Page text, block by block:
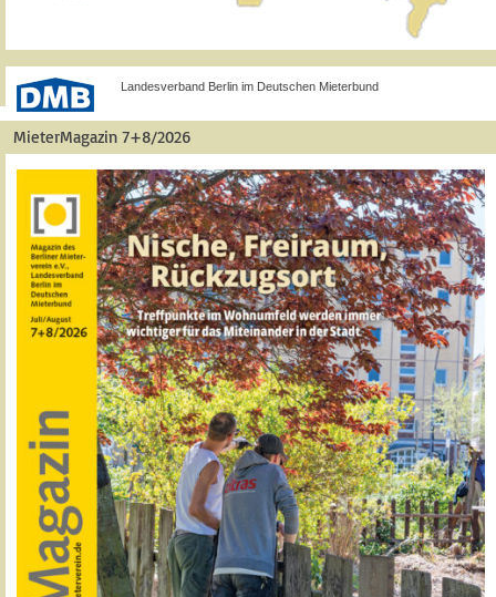
Landesverband Berlin im Deutschen Mieterbund
MieterMagazin 7+8/2026